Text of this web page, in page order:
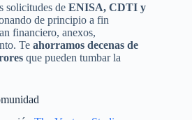
solicitudes de ENISA, CDTI y
de principio a fin
financiero, anexos,
Te ahorramos decenas de
que pueden tumbar la